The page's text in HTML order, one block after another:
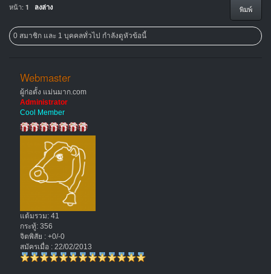
พิมพ์
หน้า: 1 ลงล่าง
0 สมาชิก และ 1 บุคคลทั่วไป กำลังดูหัวข้อนี้
Webmaster
ผู้ก่อตั้ง แม่นมาก.com
Administrator
Cool Member
แต้มรวม: 41
กระทู้: 356
จิตพิสัย : +0/-0
สมัครเมื่อ : 22/02/2013